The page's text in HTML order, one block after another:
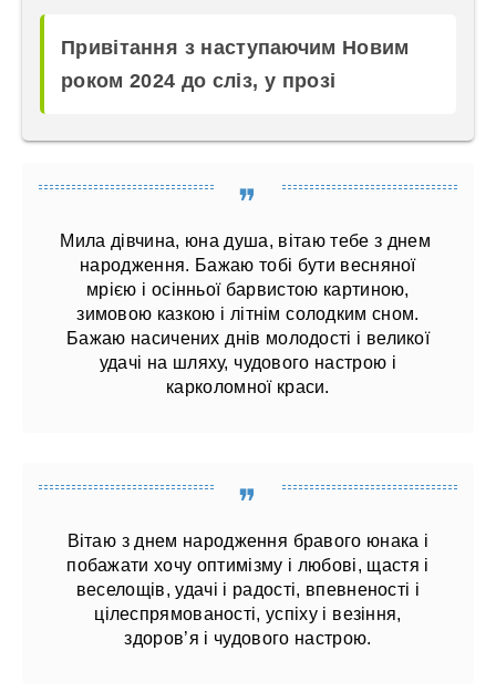
Привітання з наступаючим Новим
роком 2024 до сліз, у прозі
Мила дівчина, юна душа, вітаю тебе з днем ​​
народження. Бажаю тобі бути весняної
мрією і осінньої барвистою картиною,
зимовою казкою і літнім солодким сном.
Бажаю насичених днів молодості і великої
удачі на шляху, чудового настрою і
карколомної краси.
Вітаю з днем ​​народження бравого юнака і
побажати хочу оптимізму і любові, щастя і
веселощів, удачі і радості, впевненості і
цілеспрямованості, успіху і везіння,
здоров’я і чудового настрою.